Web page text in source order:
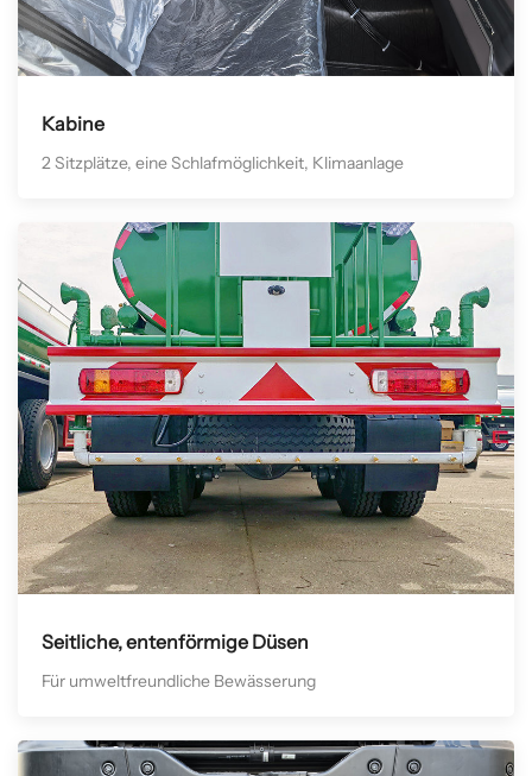
Kabine
2 Sitzplätze, eine Schlafmöglichkeit, Klimaanlage
Seitliche, entenförmige Düsen
Für umweltfreundliche Bewässerung